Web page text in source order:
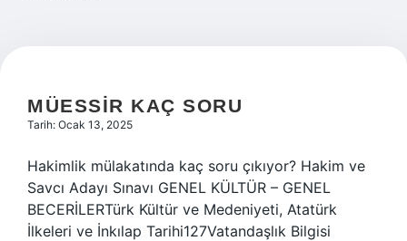
MÜESSIR KAÇ SORU
Tarih: Ocak 13, 2025
Hakimlik mülakatında kaç soru çıkıyor? Hakim ve
Savcı Adayı Sınavı GENEL KÜLTÜR – GENEL
BECERİLERTürk Kültür ve Medeniyeti, Atatürk
İlkeleri ve İnkılap Tarihi127Vatandaşlık Bilgisi